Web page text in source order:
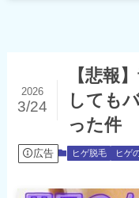
【悲報
しても
った件
2026
3/24
広告 ヒゲ脱毛 ヒゲ